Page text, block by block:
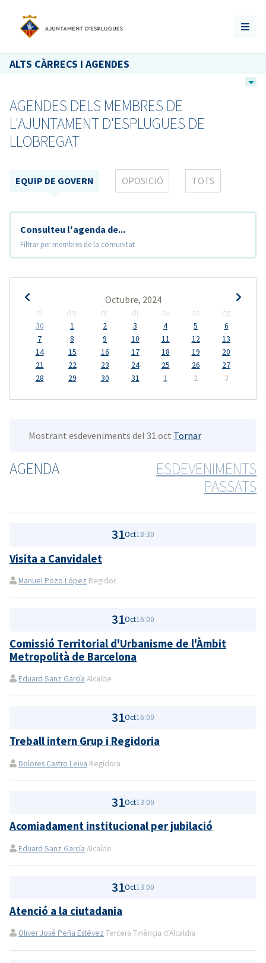
ALTS CÀRRECS I AGENDES
AGENDES DELS MEMBRES DE
L'AJUNTAMENT D'ESPLUGUES DE
LLOBREGAT
EQUIP DE GOVERN OPOSICIÓ TOTS
Consulteu l'agenda de...
Filtrar per membres de la comunitat
Octubre, 2024
dl dm dc dj dv ds
dg
30
1 2 3 4 5
6
7
8 9 10 11 12
13
14
15 16 17 18 19
20
21
22 23 24 25 26
27
28
29 30 31 1 2 3
Mostrant esdeveniments del 31 oct Tornar
AGENDA
ESDEVENIMENTS
PASSATS
31Oct18:30
Visita a Canvidalet
Manuel Pozo López Regidor
31Oct16:00
Comissió Territorial d'Urbanisme de l'Àmbit
Metropolità de Barcelona
Eduard Sanz García Alcalde
31Oct16:00
Treball intern Grup i Regidoria
Dolores Castro Leiva Regidora
31Oct13:00
Acomiadament institucional per jubilació
Eduard Sanz García Alcalde
31Oct13:00
Atenció a la ciutadania
Oliver José Peña Estévez Tercera Tinènçia d'Alcaldia